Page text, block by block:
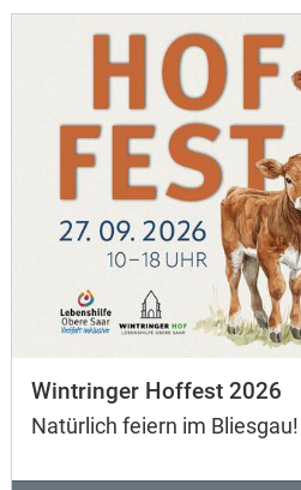
Wintringer Hoffest 2026
Natürlich feiern im Bliesgau!